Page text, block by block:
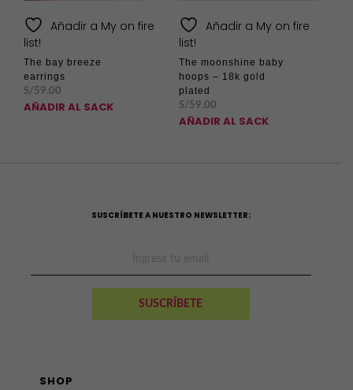
Añadir a My on fire
list!
The bay breeze
earrings
S/59.00
AÑADIR AL SACK
Añadir a My on fire
list!
The moonshine baby
hoops – 18k gold
plated
S/59.00
AÑADIR AL SACK
SUSCRÍBETE A NUESTRO NEWSLETTER:
SHOP